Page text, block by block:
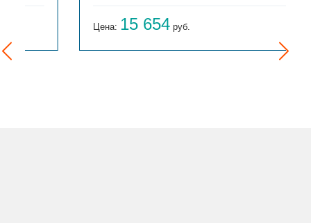
15 654руб.